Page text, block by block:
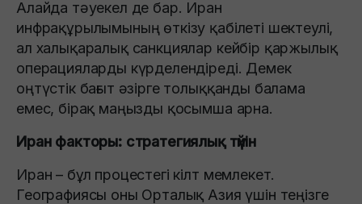
Алайда тәуекел де бар. Иран
инфрақұрылымының өткізу қабілеті шектеулі,
ал халықаралық санкциялар кейбір қаржылық
операцияларды күрделендіреді. Демек
оңтүстік бағыт әзірге толыққанды балама
емес, бірақ маңызды қосымша арна.
Иран факторы: стратегиялық түйін
Иран – бұл процестегі кілт мемлекет.
Географиясы оны Орталық Азия үшін теңізге